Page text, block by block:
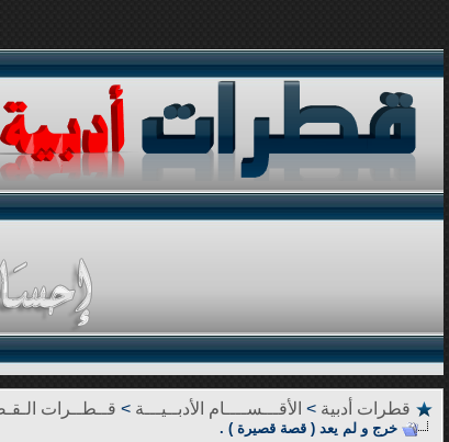
قطرات أدبية > الأقـــســــام الأدبــيـــة > قــطــرات
خرج و لم يعد ( قصة قصيرة ) .